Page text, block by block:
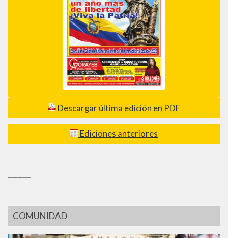
Descargar última edición en PDF
Ediciones anteriores
COMUNIDAD